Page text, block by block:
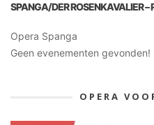
SPANGA/DER ROSENKAVALIER –
Opera Spanga
Geen evenementen gevonden!
OPERA